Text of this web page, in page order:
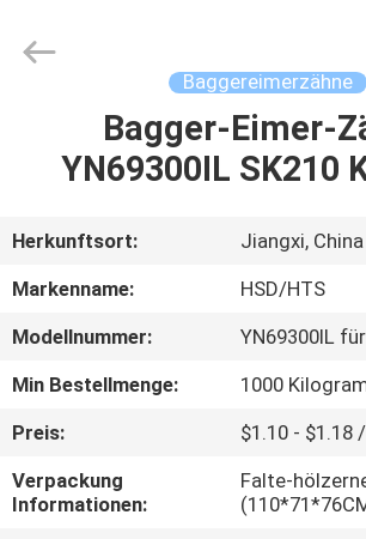
ÜBER
UNS
FABRIK-
AUSFLUG
Parts
Co.,Ltd.
Baggereimerzähne
Bagger-Eimer-
YN69300IL SK210
Herkunftsort:
Jiangxi, China
Markenname:
HSD/HTS
Modellnummer:
YN69300IL
Min Bestellmenge:
1000
Preis:
$1.10 - $1.18
Verpackung
Informationen:
Falte-